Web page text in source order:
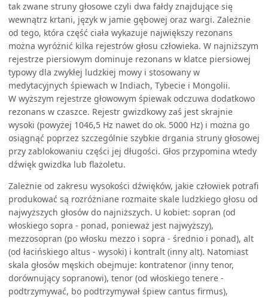
tak zwane struny głosowe czyli dwa fałdy znajdujące się
wewnątrz krtani, język w jamie gębowej oraz wargi. Zależnie
od tego, która część ciała wykazuje największy rezonans
można wyróżnić kilka rejestrów głosu człowieka. W najniższym
rejestrze piersiowym dominuje rezonans w klatce piersiowej
typowy dla zwykłej ludzkiej mowy i stosowany w
medytacyjnych śpiewach w Indiach, Tybecie i Mongolii.
W wyższym rejestrze głowowym śpiewak odczuwa dodatkowo
rezonans w czaszce. Rejestr gwizdkowy zaś jest skrajnie
wysoki (powyżej 1046,5 Hz nawet do ok. 5000 Hz) i można go
osiągnąć poprzez szczególnie szybkie drgania struny głosowej
przy zablokowaniu części jej długości. Głos przypomina wtedy
dźwięk gwizdka lub flażoletu.
Zależnie od zakresu wysokości dźwięków, jakie człowiek potrafi
produkować są rozróżniane rozmaite skale ludzkiego głosu od
najwyższych głosów do najniższych. U kobiet: sopran (od
włoskiego sopra - ponad, ponieważ jest najwyższy),
mezzosopran (po włosku mezzo i sopra - średnio i ponad), alt
(od łacińskiego altus - wysoki) i kontralt (inny alt). Natomiast
skala głosów męskich obejmuje: kontratenor (inny tenor,
dorównujący sopranowi), tenor (od włoskiego tenere -
podtrzymywać, bo podtrzymywał śpiew cantus firmus),